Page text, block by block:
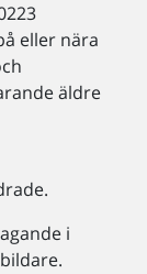
eller nära
äldre
i